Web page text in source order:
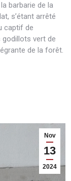
barbarie de la
s’étant arrêté
captif de
godillots vert de
de la forêt.
Nov
13
2024